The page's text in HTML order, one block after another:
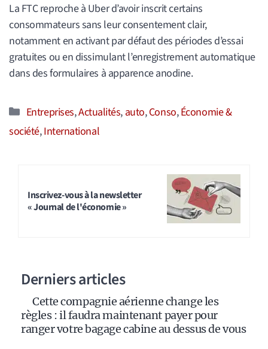
La FTC reproche à Uber d’avoir inscrit certains
consommateurs sans leur consentement clair,
notamment en activant par défaut des périodes d’essai
gratuites ou en dissimulant l’enregistrement automatique
dans des formulaires à apparence anodine.
Catégories
Entreprises,Actualités, auto,Conso,Économie &
société,International
Inscrivez-vous à la newsletter
« Journal de l'économie »
Derniers articles
Cette compagnie aérienne change les
règles : il faudra maintenant payer pour
ranger votre bagage cabine au dessus de vous